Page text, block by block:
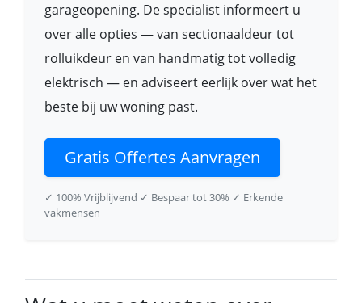
garageopening. De specialist informeert u
over alle opties — van sectionaaldeur tot
rolluikdeur en van handmatig tot volledig
elektrisch — en adviseert eerlijk over wat het
beste bij uw woning past.
Gratis Offertes Aanvragen
✓ 100% Vrijblijvend ✓ Bespaar tot 30% ✓ Erkende
vakmensen